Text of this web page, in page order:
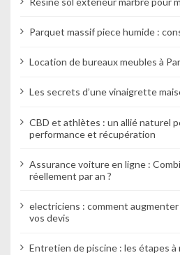
’
t
i
e
Parquet massif piece humide :
Location de bureaux meubles à
Les secrets d’une vinaigrette
CBD et athlètes : un allié naturel
performance et récupération
Assurance voiture en ligne :
réellement par an ?
electriciens : comment
vos devis
Entretien de piscine : les étapes à